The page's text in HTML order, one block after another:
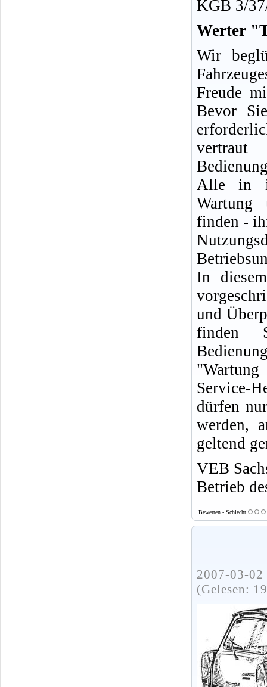
KGB 3/
Werter
Wir
Freude
Bevor
Alle in
Wartung
finden -
In
und
finden
Service-
dürfen
werden,
geltend
VEB
Betrieb
Bewerten - Schlecht
2007-03-
(Gelesen: